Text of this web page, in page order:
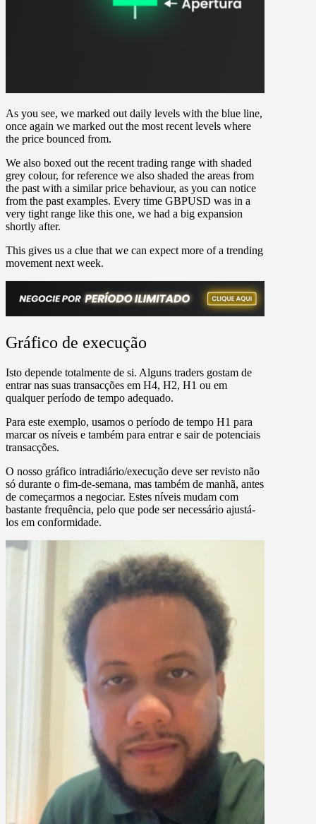
As you see, we marked out daily levels with the blue line,
once again we marked out the most recent levels where
the price bounced from.
We also boxed out the recent trading range with shaded
grey colour, for reference we also shaded the areas from
the past with a similar price behaviour, as you can notice
from the past examples. Every time GBPUSD was in a
very tight range like this one, we had a big expansion
shortly after.
This gives us a clue that we can expect more of a trending
movement next week.
Gráfico de execução
Isto depende totalmente de si. Alguns traders gostam de
entrar nas suas transacções em H4, H2, H1 ou em
qualquer período de tempo adequado.
Para este exemplo, usamos o período de tempo H1 para
marcar os níveis e também para entrar e sair de potenciais
transacções.
O nosso gráfico intradiário/execução deve ser revisto não
só durante o fim-de-semana, mas também de manhã, antes
de começarmos a negociar. Estes níveis mudam com
bastante frequência, pelo que pode ser necessário ajustá-
los em conformidade.